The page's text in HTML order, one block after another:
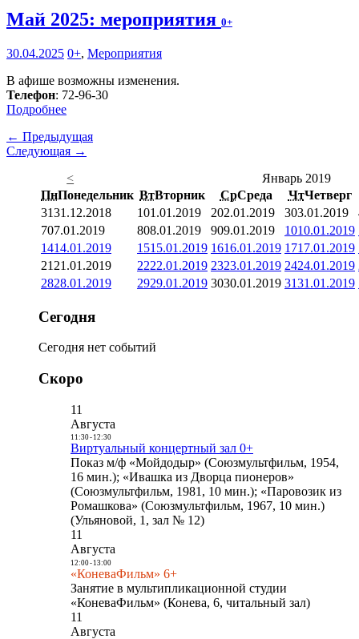
Май 2025: мероприятия 0+
30.04.2025 0+, Мероприятия
В афише возможны изменения.
Телефон: 72-96-30
Подробнее
← Предыдущая
Следующая →
<
Январь 2019
ПнПонедельник ВтВторник СрСреда ЧтЧетверг
3131.12.2018 101.01.2019 202.01.2019 303.01.2019
707.01.2019 808.01.2019 909.01.2019 1010.01.2019
1414.01.2019 1515.01.2019 1616.01.2019 1717.01.2019
21 21.01.2019 2222.01.2019 2323.01.2019 2424.01.2019
2828.01.2019 2929.01.2019 3030.01.2019 3131.01.2019
Сегодня
Сегодня нет событий
Скоро
11
Августа
11:30- 12:30
Виртуальный концертный зал 0+
Показ м/ф «Мойдодыр» (Союзмультфильм, 1954,
16 мин.); «Ивашка из Дворца пионеров»
(Союзмультфильм, 1981, 10 мин.); «Паровозик из
Ромашкова» (Союзмультфильм, 1967, 10 мин.)
(Ульяновой, 1, зал № 12)
11
Августа
12:00- 13:00
«КоневаФильм» 6+
Занятие в мультипликационной студии
«КоневаФильм» (Конева, 6, читальный зал)
11
Августа